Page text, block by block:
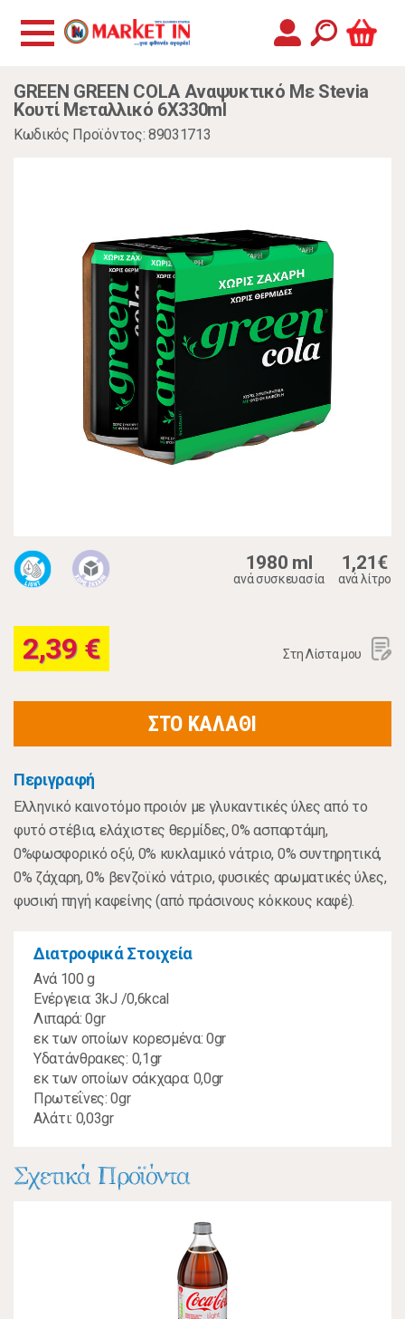
GREEN GREEN COLA Αναψυκτικό Με Stevia
Κουτί Μεταλλικό 6X330ml
Κωδικός Προϊόντος: 89031713
1980 ml
ανά συσκευασία
1,21€
ανά λίτρο
2,39 € Στη Λίστα μου
ΣΤΟ ΚΑΛΑΘΙ
Περιγραφή
Ελληνικό καινοτόμο προιόν με γλυκαντικές ύλες από το
φυτό στέβια, ελάχιστες θερμίδες, 0% ασπαρτάμη,
0%φωσφορικό οξύ, 0% κυκλαμικό νάτριο, 0% συντηρητικά,
0% ζάχαρη, 0% βενζοϊκό νάτριο, φυσικές αρωματικές ύλες,
φυσική πηγή καφείνης (από πράσινους κόκκους καφέ).
Διατροφικά Στοιχεία
Ανά 100 g
Ενέργεια: 3kJ /0,6kcal
Λιπαρά: 0gr
εκ των οποίων κορεσμένα: 0gr
Υδατάνθρακες: 0,1gr
εκ των οποίων σάκχαρα: 0,0gr
Πρωτεΐνες: 0gr
Αλάτι: 0,03gr
Σχετικά Προϊόντα